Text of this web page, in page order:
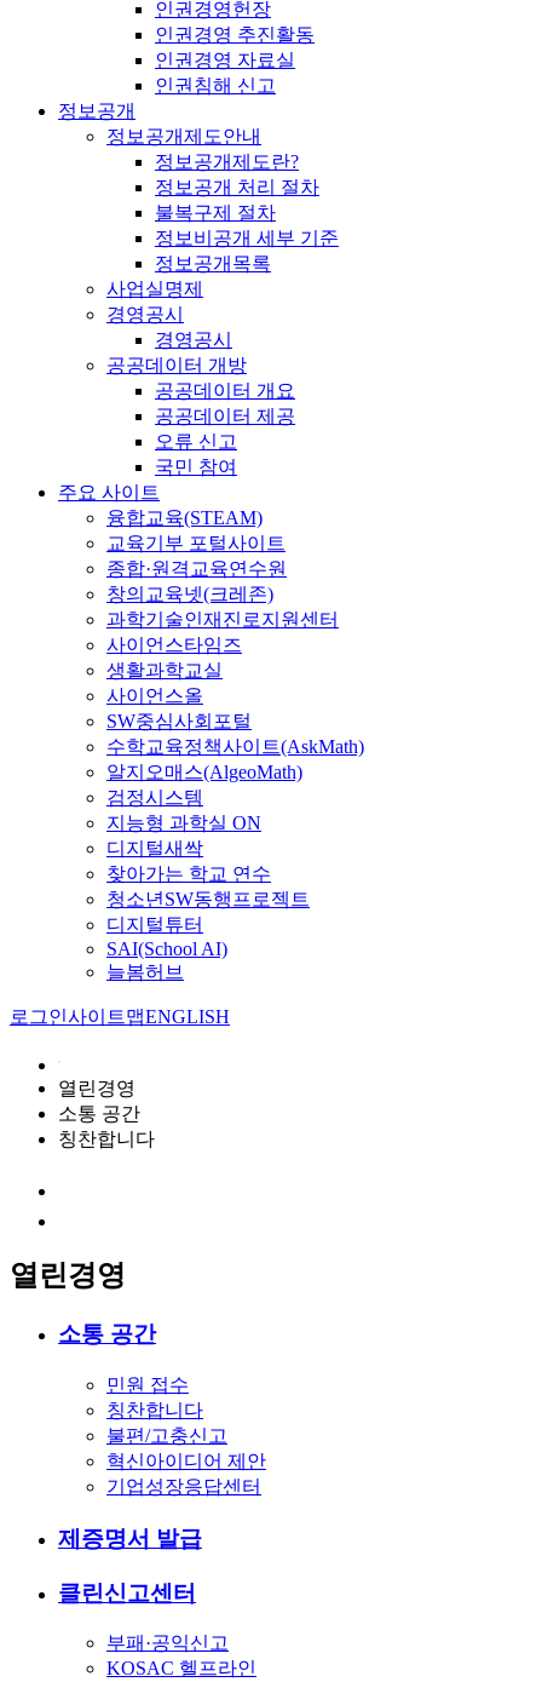
인권경영헌장
인권경영 추진활동
인권경영 자료실
인권침해 신고
정보공개
정보공개제도안내
정보공개제도란?
정보공개 처리 절차
불복구제 절차
정보비공개 세부 기준
정보공개목록
사업실명제
경영공시
경영공시
공공데이터 개방
공공데이터 개요
공공데이터 제공
오류 신고
국민 참여
주요 사이트
융합교육(STEAM)
교육기부 포털사이트
종합·원격교육연수원
창의교육넷(크레존)
과학기술인재진로지원센터
사이언스타임즈
생활과학교실
사이언스올
SW중심사회포털
수학교육정책사이트(AskMath)
알지오매스(AlgeoMath)
검정시스템
지능형 과학실 ON
디지털새싹
찾아가는 학교 연수
청소년SW동행프로젝트
디지털튜터
SAI(School AI)
늘봄허브
로그인사이트맵ENGLISH
열린경영
소통 공간
칭찬합니다
열린경영
소통 공간
민원 접수
칭찬합니다
불편/고충신고
혁신아이디어 제안
기업성장응답센터
제증명서 발급
클린신고센터
부패·공익신고
KOSAC 헬프라인